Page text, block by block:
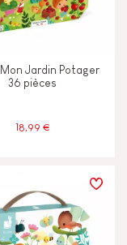
Mon Jardin Potager
36 pièces
18,99 €